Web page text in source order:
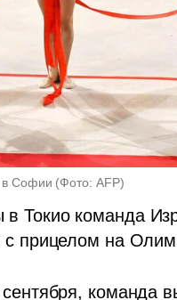
Софии (Фото: AFP)
Токио команда
с прицелом на
команда